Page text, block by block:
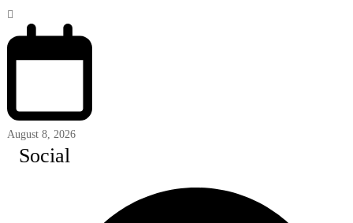
August 8, 2026
Social